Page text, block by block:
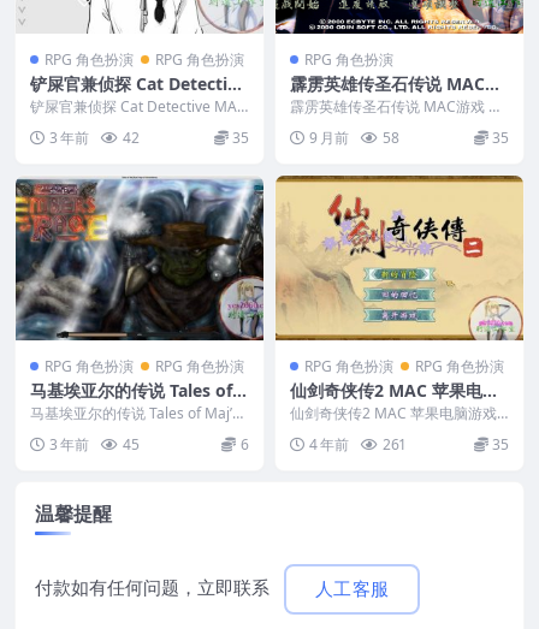
RPG 角色扮演 RPG 角色扮演
铲屎官兼侦探 Cat Detective
MAC苹果电脑游戏 中文版 支
持12 13 14
铲屎官兼侦探 Cat Detective MAC
苹果电脑游戏 中文版 支持12 ...
3 年前 42 35
RPG 角色扮演
霹雳英雄传圣石传说 MAC游
戏 苹果电脑游戏 适配苹果OS
系统macOS
霹雳英雄传圣石传说 MAC游戏 苹
果电脑游戏 适配苹果OS系统mac
OS &nb...
9 月前 58 35
RPG 角色扮演 RPG 角色扮演
马基埃亚尔的传说 Tales of
Maj’Eyal 苹果 MAC电脑游戏
原生中文版
马基埃亚尔的传说 Tales of Maj’Ey
3 年前 45 6
RPG 角色扮演 RPG 角色扮演
仙剑奇侠传2 MAC 苹果电脑
游戏 简体中文版 支援12 13 1
4 15适用于APPLE CPU
仙剑奇侠传2 MAC 苹果电脑游戏
简体中文版 支援12 13 14 15适用
于...4 年前 261 35
温馨提醒
付款如有任何问题，立即联系 人工客服